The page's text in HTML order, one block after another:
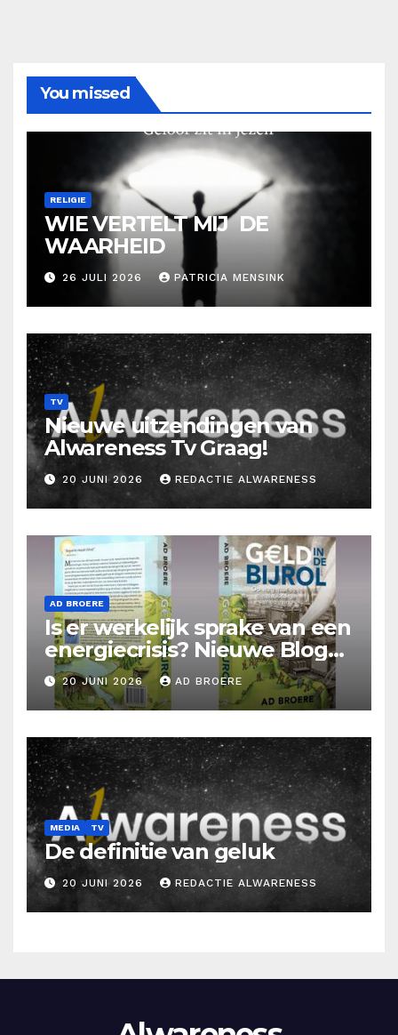
You missed
RELIGIE
WIE VERTELT MIJ DE
WAARHEID
26 JULI 2026 PATRICIA MENSINK
TV
Nieuwe uitzendingen van
Alwareness Tv Graag!
20 JUNI 2026 REDACTIE ALWARENESS
AD BROERE
Is er werkelijk sprake van een
energiecrisis? Nieuwe Blog
Ad Broere
20 JUNI 2026 AD BROERE
MEDIA TV
De definitie van geluk
20 JUNI 2026 REDACTIE ALWARENESS